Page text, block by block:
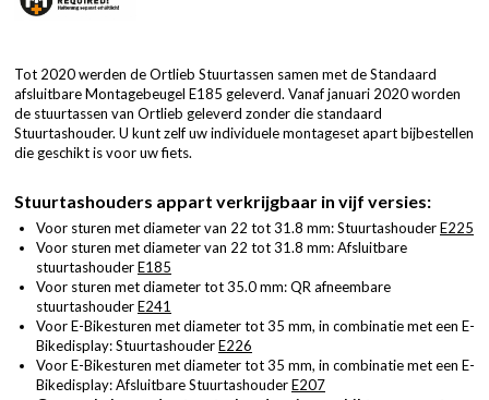
Tot 2020 werden de Ortlieb Stuurtassen samen met de Standaard
afsluitbare Montagebeugel E185 geleverd. Vanaf januari 2020 worden
de stuurtassen van Ortlieb geleverd zonder die standaard
Stuurtashouder. U kunt zelf uw individuele montageset apart bijbestellen
die geschikt is voor uw fiets.
Stuurtashouders appart verkrijgbaar in vijf versies:
Voor sturen met diameter van 22 tot 31.8 mm: StuurtashouderE225
Voor sturen met diameter van 22 tot 31.8 mm: Afsluitbare
stuurtashouderE185
Voor sturen met diameter tot 35.0 mm: QR afneembare
stuurtashouderE241
Voor E-Bikesturen met diameter tot 35 mm, in combinatie met een E-
Bikedisplay: StuurtashouderE226
Voor E-Bikesturen met diameter tot 35 mm, in combinatie met een E-
Bikedisplay: Afsluitbare StuurtashouderE207